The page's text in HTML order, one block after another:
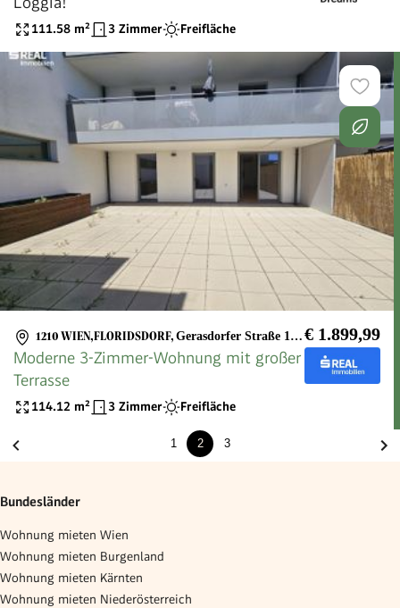
111.58 m² 3 Zimmer Freifläche
1210 WIEN,FLORIDSDORF, Gerasdorfer Straße 131/7 € 1.899,99
Moderne 3-Zimmer-Wohnung mit großer
Terrasse
114.12 m² 3 Zimmer Freifläche
1 2 3
Bundesländer
Wohnung mieten Wien
Wohnung mieten Burgenland
Wohnung mieten Kärnten
Wohnung mieten Niederösterreich